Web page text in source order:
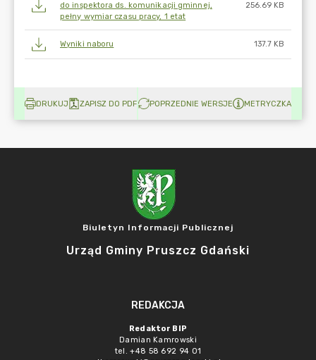
do inspektora ds. komunikacji gminnej,
pełny wymiar czasu pracy, 1 etat
256.69 KB
Wyniki naboru 137.7 KB
DRUKUJ ZAPISZ DO PDF POPRZEDNIE WERSJE METRYCZKA
Biuletyn Informacji Publicznej
Urząd Gminy Pruszcz Gdański
REDAKCJA
Redaktor BIP
Damian Kamrowski
tel. +48 58 692 94 01